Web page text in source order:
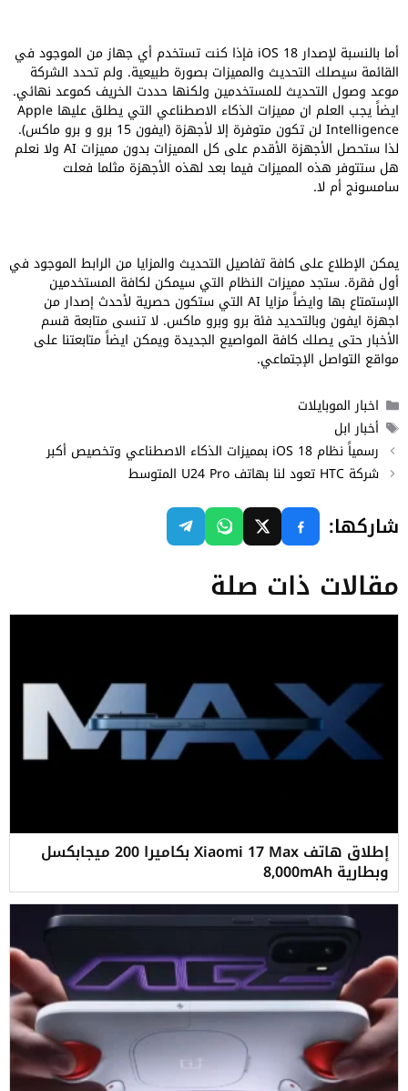
أما بالنسبة لإصدار iOS 18 فإذا كنت تستخدم أي جهاز من الموجود في
القائمة سيصلك التحديث والمميزات بصورة طبيعية. ولم تحدد الشركة
موعد وصول التحديث للمستخدمين ولكنها حددت الخريف كموعد نهائي.
ايضاً يجب العلم ان مميزات الذكاء الاصطناعي التي يطلق عليها Apple
Intelligence لن تكون متوفرة إلا لأجهزة (ايفون 15 برو و برو ماكس).
لذا ستحصل الأجهزة الأقدم على كل المميزات بدون مميزات AI ولا نعلم
هل ستتوفر هذه المميزات فيما بعد لهذه الأجهزة مثلما فعلت
سامسونج أم لا.
يمكن الإطلاع على كافة تفاصيل التحديث والمزايا من الرابط الموجود في
أول فقرة. ستجد مميزات النظام التي سيمكن لكافة المستخدمين
الإستمتاع بها وايضاً مزايا AI التي ستكون حصرية لأحدث إصدار من
اجهزة ايفون وبالتحديد فئة برو وبرو ماكس. لا تنسى متابعة قسم
الأخبار حتى يصلك كافة المواصيع الجديدة ويمكن ايضاً متابعتنا على
مواقع التواصل الإجتماعي.
التصنيفات
اخبار الموبايلات
الوسوم
أخبار ابل
رسمياً نظام iOS 18 بمميزات الذكاء الاصطناعي وتخصيص أكبر
شركة HTC تعود لنا بهاتف U24 Pro المتوسط
شاركها:
مقالات ذات صلة
إطلاق هاتف Xiaomi 17 Max بكاميرا 200 ميجابكسل
وبطارية 8,000mAh